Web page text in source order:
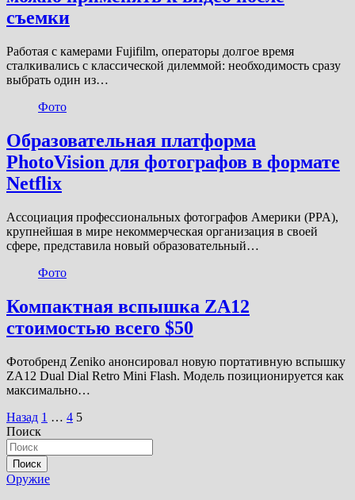
съемки
Работая с камерами Fujifilm, операторы долгое время
сталкивались с классической дилеммой: необходимость сразу
выбрать один из…
Фото
Образовательная платформа
PhotoVision для фотографов в формате
Netflix
Ассоциация профессиональных фотографов Америки (PPA),
крупнейшая в мире некоммерческая организация в своей
сфере, представила новый образовательный…
Фото
Компактная вспышка ZA12
стоимостью всего $50
Фотобренд Zeniko анонсировал новую портативную вспышку
ZA12 Dual Dial Retro Mini Flash. Модель позиционируется как
максимально…
Пагинация
записей
Назад 1 … 4 5
Поиск
Поиск
Оружие